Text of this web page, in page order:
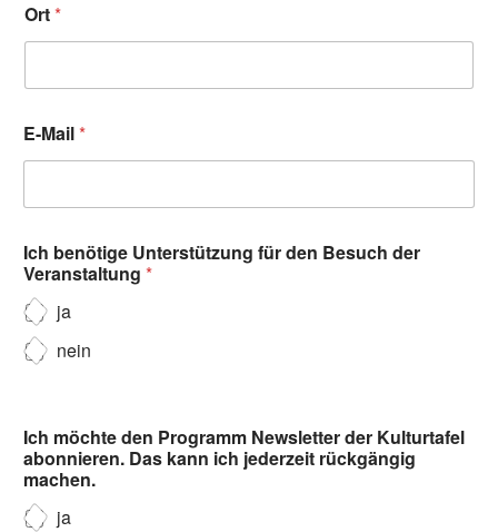
Ort*
E-Mail*
Ich benötige Unterstützung für den Besuch der
Veranstaltung *
ja
nein
Ich möchte den Programm Newsletter der Kulturtafel
abonnieren. Das kann ich jederzeit rückgängig
machen.
ja